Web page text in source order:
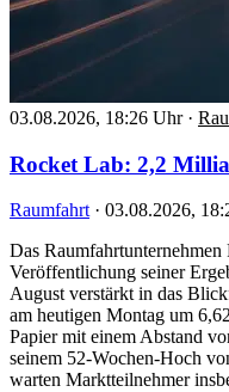
03.08.2026, 18:26 Uhr ·
Rocket Lab: 2,2
Raumfahrt · 03.08.2026,
Das
Veröffentlichung seiner
August verstärkt in das
am heutigen Montag um
Papier mit einem Abstand
seinem 52-Wochen-Hoch
warten Marktteilnehmer